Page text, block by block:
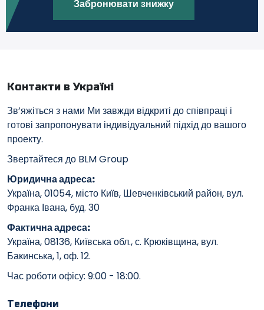
Забронювати знижку
Контакти в Україні
Зв’яжіться з нами Ми завжди відкриті до співпраці і
готові запропонувати індивідуальний підхід до вашого
проекту.
Звертайтеся до BLM Group
Юридична адреса:
Україна, 01054, місто Київ, Шевченківський район, вул.
Франка Івана, буд. 30
Фактична адреса:
Україна, 08136, Київська обл., с. Крюківщина, вул.
Бакинська, 1, оф. 12.
Час роботи офісу: 9:00 - 18:00.
Телефони